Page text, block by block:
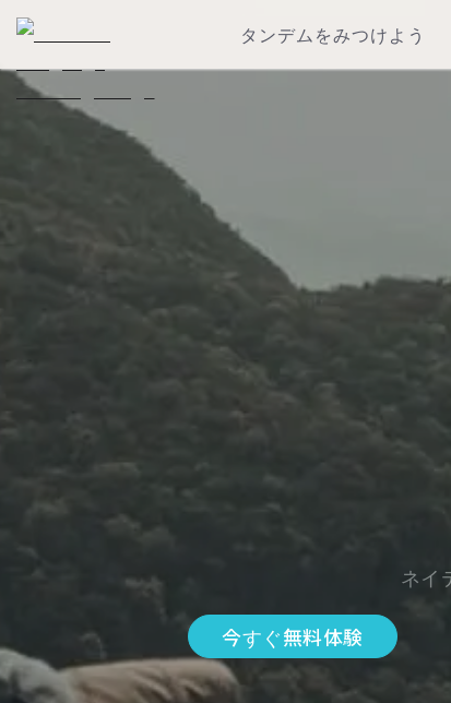
タンデムをみつけよう
ネイ
今すぐ無料体験